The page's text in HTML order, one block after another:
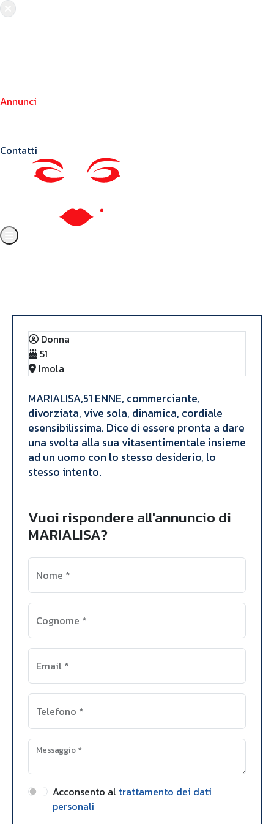
Annunci
Contatti
Annunci
Donna
51
Imola
MARIALISA,51 ENNE, commerciante,
divorziata, vive sola, dinamica, cordiale
esensibilissima. Dice di essere pronta a dare
una svolta alla sua vitasentimentale insieme
ad un uomo con lo stesso desiderio, lo
stesso intento.
Vuoi rispondere all'annuncio di
MARIALISA?
Nome *
Cognome *
Email *
Telefono *
Messaggio*
Acconsento al trattamento dei dati
personali